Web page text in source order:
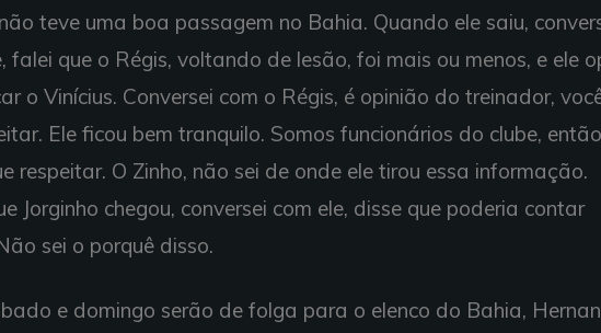
teve uma boa passagem no Bahia. Quando ele saiu,
falei que o Régis, voltando de lesão, foi mais ou menos, e ele
o Vinícius. Conversei com o Régis, é opinião do treinador,
Ele ficou bem tranquilo. Somos funcionários do clube, então
respeitar. O Zinho, não sei de onde ele tirou essa informação.
Jorginho chegou, conversei com ele, disse que poderia contar
sei o porquê disso.
e domingo serão de folga para o elenco do Bahia,